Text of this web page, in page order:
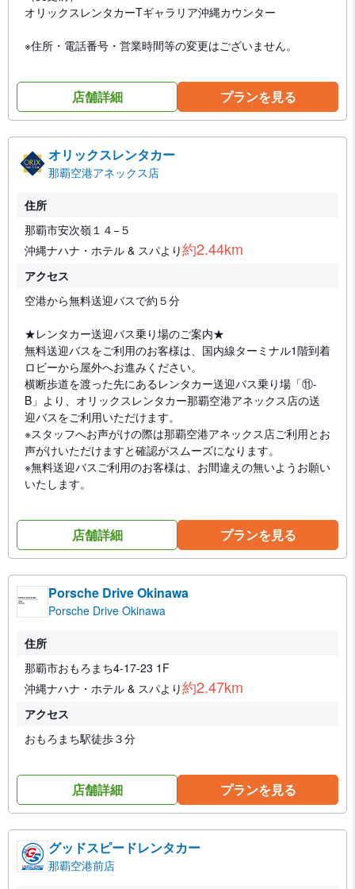
オリックスレンタカーTギャラリア沖縄カウンター
※住所・電話番号・営業時間等の変更はございません。
店舗詳細 プランを見る
オリックスレンタカー
那覇空港アネックス店
住所
那覇市安次嶺１４−５
沖縄ナハナ・ホテル & スパより約2.44km
アクセス
空港から無料送迎バスで約５分
★レンタカー送迎バス乗り場のご案内★
無料送迎バスをご利用のお客様は、国内線ターミナル1階到着
ロビーから屋外へお進みください。
横断歩道を渡った先にあるレンタカー送迎バス乗り場「⑪-
B」より、オリックスレンタカー那覇空港アネックス店の送
迎バスをご利用いただけます。
※スタッフへお声がけの際は那覇空港アネックス店ご利用とお
声がけいただけますと確認がスムーズになります。
※無料送迎バスご利用のお客様は、お間違えの無いようお願い
いたします。
店舗詳細 プランを見る
Porsche Drive Okinawa
Porsche Drive Okinawa
住所
那覇市おもろまち4-17-23 1F
沖縄ナハナ・ホテル & スパより約2.47km
アクセス
おもろまち駅徒歩３分
店舗詳細 プランを見る
グッドスピードレンタカー
那覇空港前店